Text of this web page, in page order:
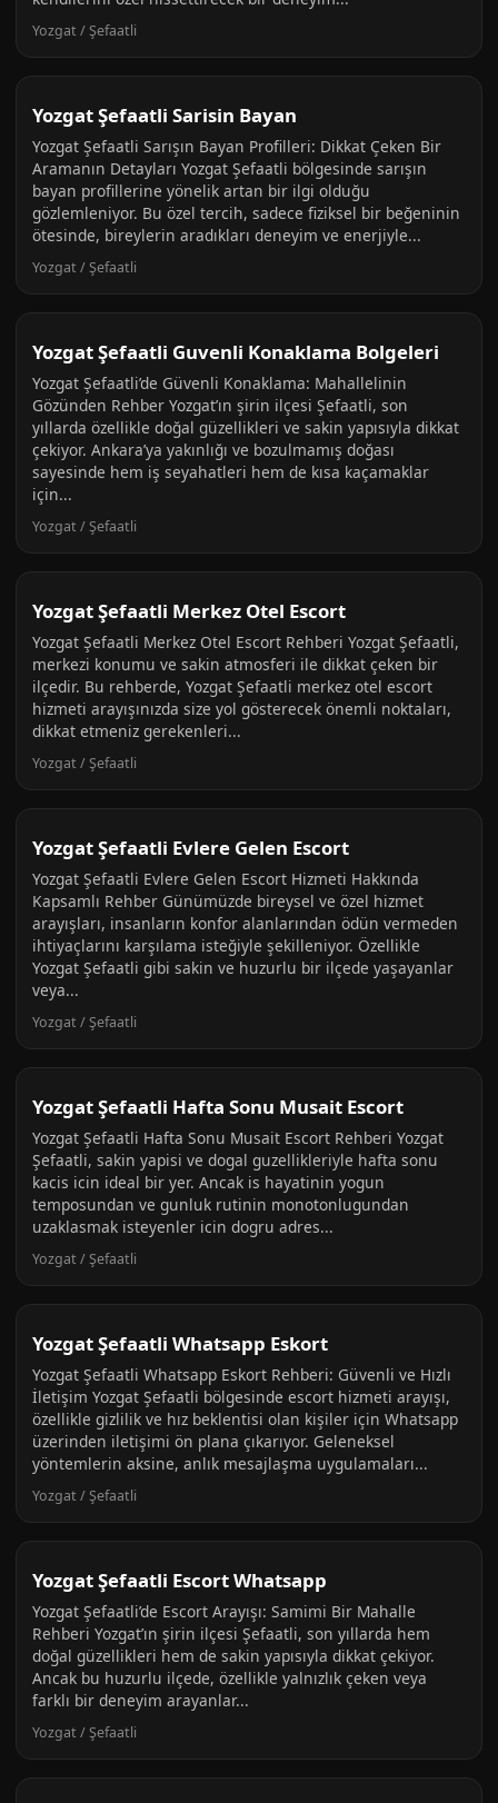
Yozgat / Şefaatli
Yozgat Şefaatli Sarisin Bayan
Yozgat Şefaatli Sarışın Bayan Profilleri: Dikkat Çeken Bir
Aramanın Detayları Yozgat Şefaatli bölgesinde sarışın
bayan profillerine yönelik artan bir ilgi olduğu
gözlemleniyor. Bu özel tercih, sadece fiziksel bir beğeninin
ötesinde, bireylerin aradıkları deneyim ve enerjiyle...
Yozgat / Şefaatli
Yozgat Şefaatli Guvenli Konaklama Bolgeleri
Yozgat Şefaatli’de Güvenli Konaklama: Mahallelinin
Gözünden Rehber Yozgat’ın şirin ilçesi Şefaatli, son
yıllarda özellikle doğal güzellikleri ve sakin yapısıyla dikkat
çekiyor. Ankara’ya yakınlığı ve bozulmamış doğası
sayesinde hem iş seyahatleri hem de kısa kaçamaklar
için...
Yozgat / Şefaatli
Yozgat Şefaatli Merkez Otel Escort
Yozgat Şefaatli Merkez Otel Escort Rehberi Yozgat Şefaatli,
merkezi konumu ve sakin atmosferi ile dikkat çeken bir
ilçedir. Bu rehberde, Yozgat Şefaatli merkez otel escort
hizmeti arayışınızda size yol gösterecek önemli noktaları,
dikkat etmeniz gerekenleri...
Yozgat / Şefaatli
Yozgat Şefaatli Evlere Gelen Escort
Yozgat Şefaatli Evlere Gelen Escort Hizmeti Hakkında
Kapsamlı Rehber Günümüzde bireysel ve özel hizmet
arayışları, insanların konfor alanlarından ödün vermeden
ihtiyaçlarını karşılama isteğiyle şekilleniyor. Özellikle
Yozgat Şefaatli gibi sakin ve huzurlu bir ilçede yaşayanlar
veya...
Yozgat / Şefaatli
Yozgat Şefaatli Hafta Sonu Musait Escort
Yozgat Şefaatli Hafta Sonu Musait Escort Rehberi Yozgat
Şefaatli, sakin yapisi ve dogal guzellikleriyle hafta sonu
kacis icin ideal bir yer. Ancak is hayatinin yogun
temposundan ve gunluk rutinin monotonlugundan
uzaklasmak isteyenler icin dogru adres...
Yozgat / Şefaatli
Yozgat Şefaatli Whatsapp Eskort
Yozgat Şefaatli Whatsapp Eskort Rehberi: Güvenli ve Hızlı
İletişim Yozgat Şefaatli bölgesinde escort hizmeti arayışı,
özellikle gizlilik ve hız beklentisi olan kişiler için Whatsapp
üzerinden iletişimi ön plana çıkarıyor. Geleneksel
yöntemlerin aksine, anlık mesajlaşma uygulamaları...
Yozgat / Şefaatli
Yozgat Şefaatli Escort Whatsapp
Yozgat Şefaatli’de Escort Arayışı: Samimi Bir Mahalle
Rehberi Yozgat’ın şirin ilçesi Şefaatli, son yıllarda hem
doğal güzellikleri hem de sakin yapısıyla dikkat çekiyor.
Ancak bu huzurlu ilçede, özellikle yalnızlık çeken veya
farklı bir deneyim arayanlar...
Yozgat / Şefaatli